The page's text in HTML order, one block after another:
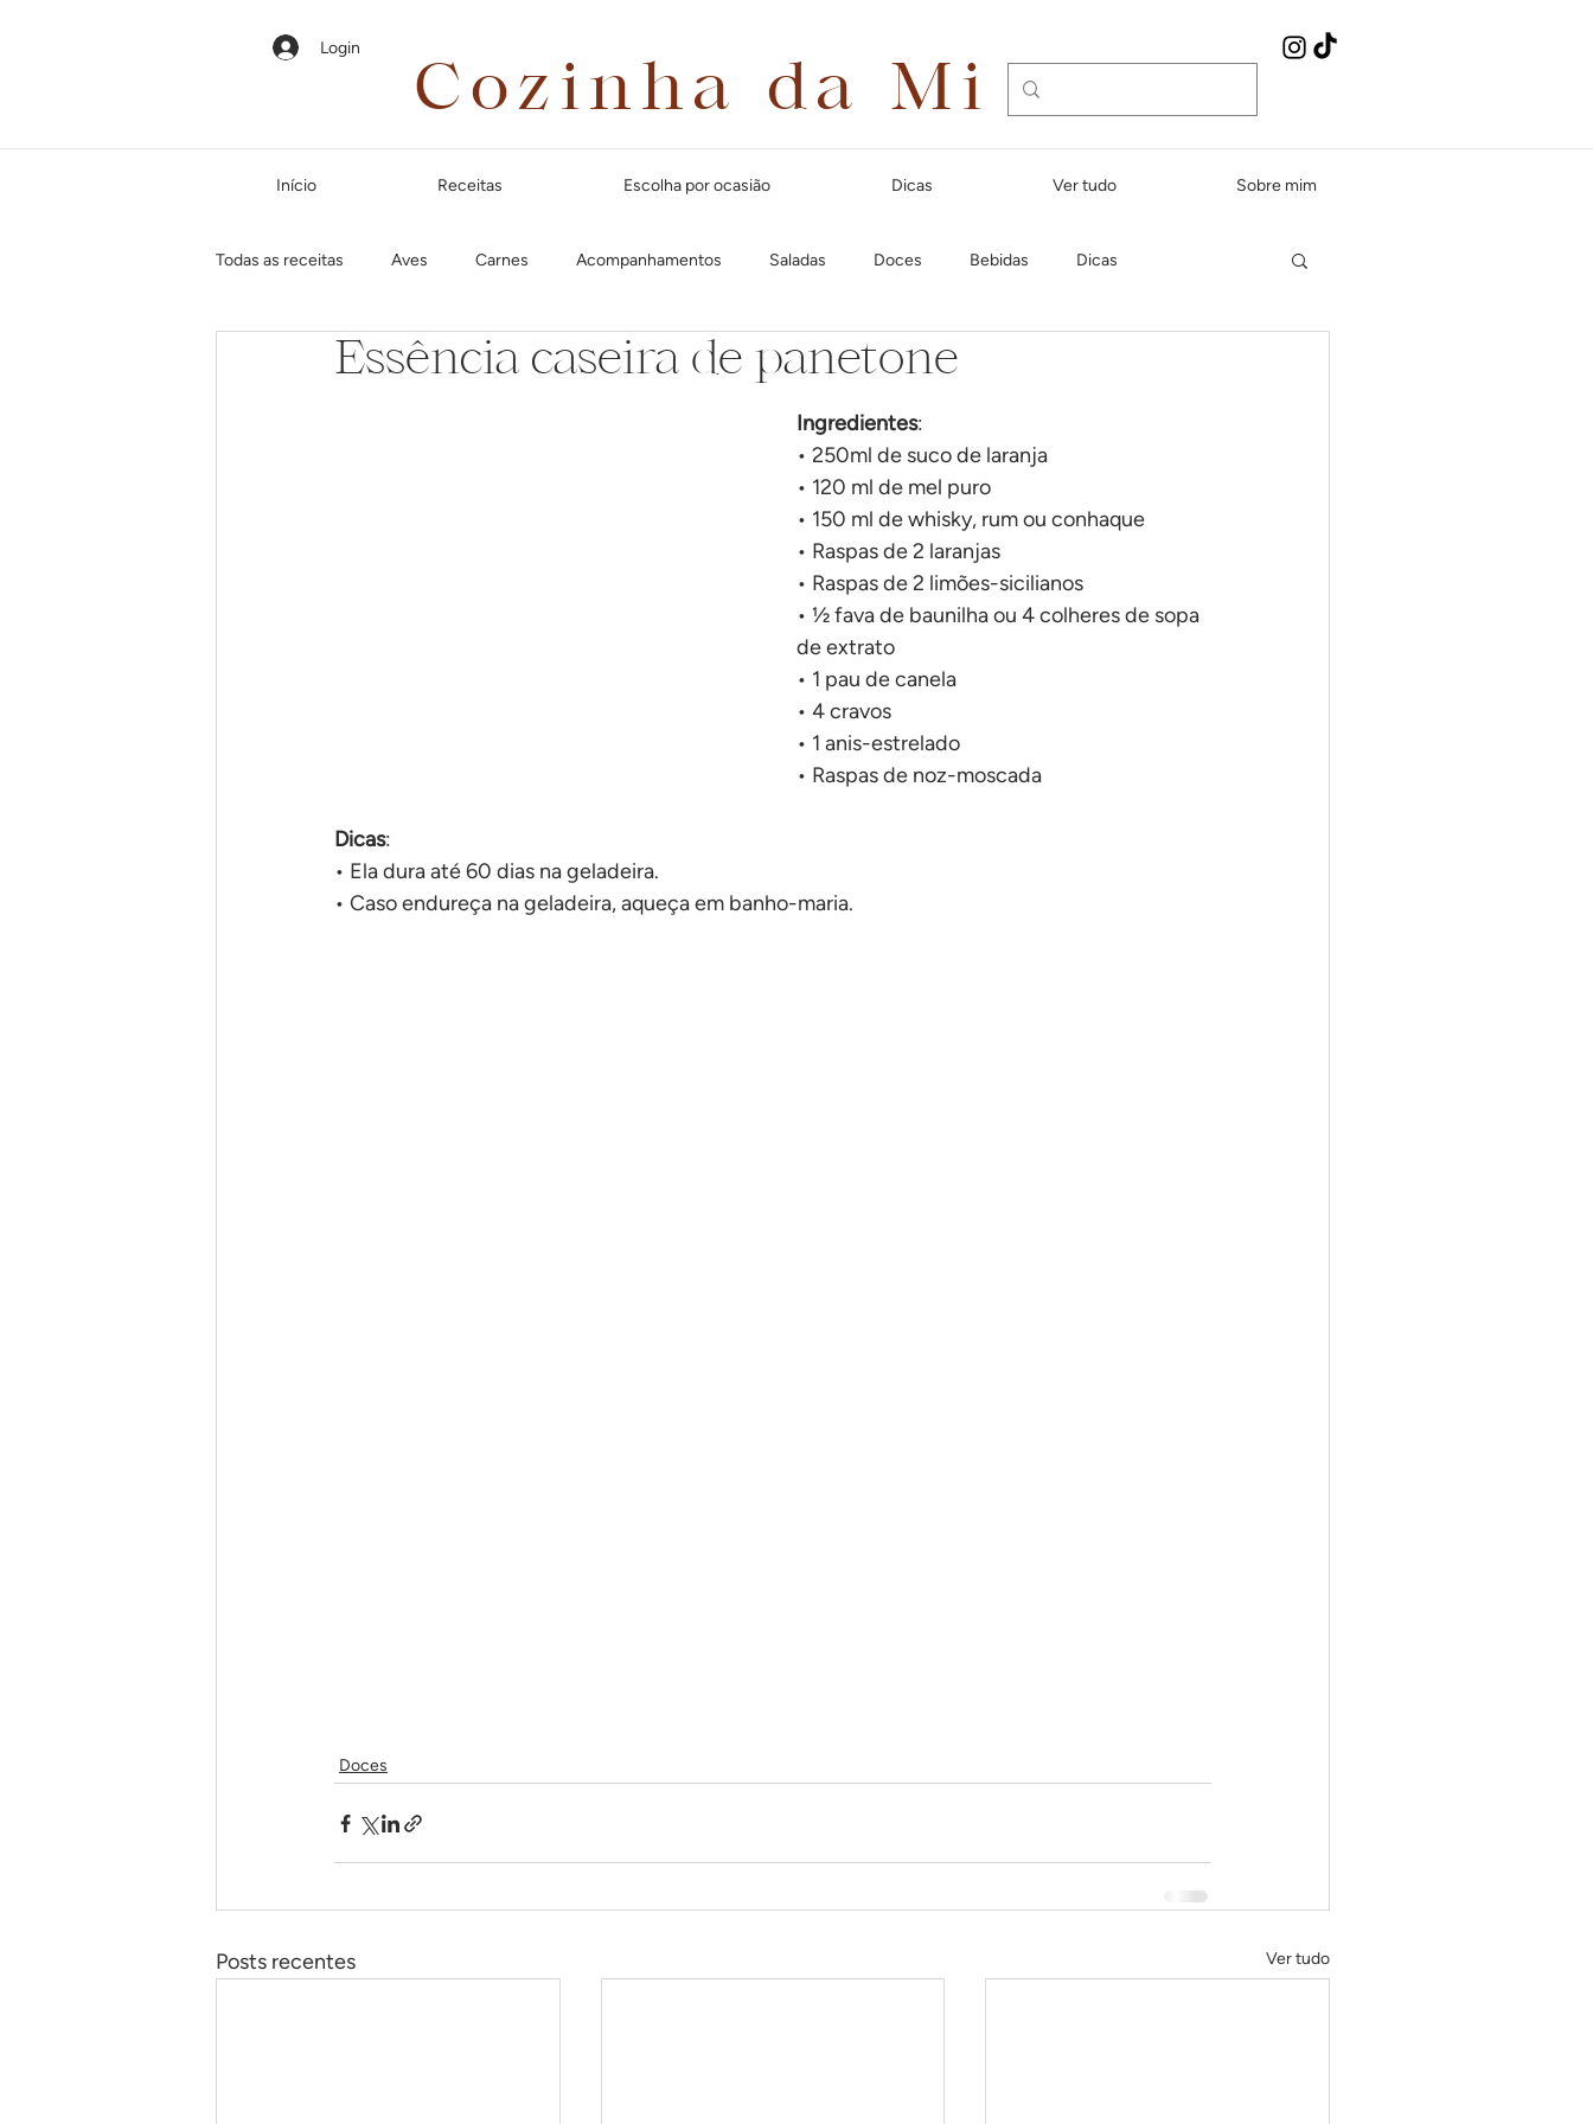
Login
Cozinha da Mi
Início Receitas Escolha por ocasião Dicas Ver tudo Sobre mim
Todas as receitas Aves Carnes Acompanhamentos Saladas Doces Bebidas Dicas
Em até 35 minutos Páscoa Dias quentes Lanches e aperitivos Natal
Para receber amigos Café da manhã Caldos e sopas
Essência caseira de panetone
Ingredientes:
• 250ml de suco de laranja
• 120 ml de mel puro
• 150 ml de whisky, rum ou conhaque
• Raspas de 2 laranjas
• Raspas de 2 limões-sicilianos
• ½ fava de baunilha ou 4 colheres de sopa
de extrato
• 1 pau de canela
• 4 cravos
• 1 anis-estrelado
• Raspas de noz-moscada
Dicas:
• Ela dura até 60 dias na geladeira.
• Caso endureça na geladeira, aqueça em banho-maria.
Doces
Posts recentes Ver tudo